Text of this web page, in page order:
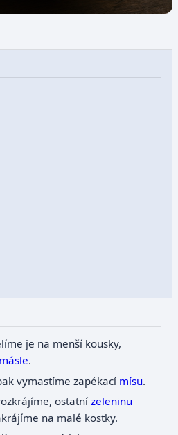
je na menší kousky,
másle.
vymastíme zapékací mísu.
ostatnízeleninu
na malé kostky.